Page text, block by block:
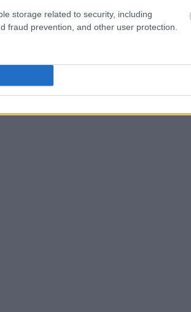
storage related to security, including
fraud prevention, and other user protection.
σου δίνουν αυτοπεποίθηση και να